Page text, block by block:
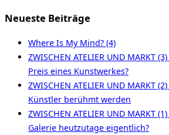
Neueste Beiträge
Where Is My Mind? (4)
ZWISCHEN ATELIER UND MARKT
Preis eines Kunstwerkes?
ZWISCHEN ATELIER UND MARKT
Künstler berühmt werden
ZWISCHEN ATELIER UND MARKT
Galerie heutzutage eigentlich?